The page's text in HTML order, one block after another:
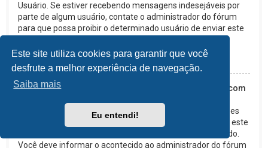
Este site utiliza cookies para garantir que você
desfrute a melhor experiência de navegação.
Saiba mais
Eu entendi!
Usuário. Se estiver recebendo mensagens indesejáveis por
parte de algum usuário, contate o administrador do fórum
para que possa proibir o determinado usuário de enviar este
Recebi de alguém neste fórum mensagens de e-mail com
Embora o sistema de e-mails deste fórum possuir funções
de segurança que tentem detectar usuários que enviem este
tipo de mensagens, lamentamos que tal tenha acontecido.
Você deve informar o acontecido ao administrador do fórum